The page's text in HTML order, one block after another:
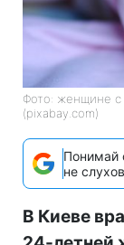
Фото: женщине
(pixabay.com)
Понимай
не
В Киеве